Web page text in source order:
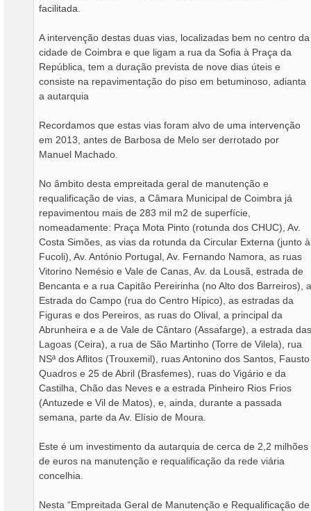
facilitada.
A intervenção destas duas vias, localizadas bem no centro da
cidade de Coimbra e que ligam a rua da Sofia à Praça da
República, tem a duração prevista de nove dias úteis e
consiste na repavimentação do piso em betuminoso, adianta
a autarquia
Recordamos que estas vias foram alvo de uma intervenção
em 2013, antes de Barbosa de Melo ser derrotado por
Manuel Machado.
No âmbito desta empreitada geral de manutenção e
requalificação de vias, a Câmara Municipal de Coimbra já
repavimentou mais de 283 mil m2 de superfície,
nomeadamente: Praça Mota Pinto (rotunda dos CHUC), Av.
Costa Simões, as vias da rotunda da Circular Externa (junto à
Fucoli), Av. António Portugal, Av. Fernando Namora, as ruas
Vitorino Nemésio e Vale de Canas, Av. da Lousã, estrada de
Bencanta e a rua Capitão Pereirinha (no Alto dos Barreiros), a
Estrada do Campo (rua do Centro Hípico), as estradas da
Figuras e dos Pereiros, as ruas do Olival, a principal da
Abrunheira e a de Vale de Cântaro (Assafarge), a estrada das
Lagoas (Ceira), a rua de São Martinho (Torre de Vilela), rua
NSª dos Aflitos (Trouxemil), ruas Antonino dos Santos, Fausto
Quadros e 25 de Abril (Brasfemes), ruas do Vigário e da
Castilha, Chão das Neves e a estrada Pinheiro Rios Frios
(Antuzede e Vil de Matos), e, ainda, durante a passada
semana, parte da Av. Elísio de Moura.
Este é um investimento da autarquia de cerca de 2,2 milhões
de euros na manutenção e requalificação da rede viária
concelhia.
Nesta “Empreitada Geral de Manutenção e Requalificação de